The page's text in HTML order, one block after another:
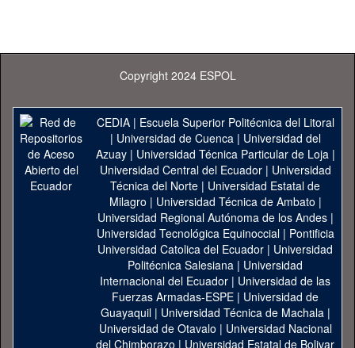
Copyright 2024 ESPOL
CEDIA| Escuela Superior Politécnica del Litoral
| Universidad de Cuenca| Universidad del
Azuay| Universidad Técnica Particular de Loja|
Universidad Central del Ecuador| Universidad
Técnica del Norte | Universidad Estatal de
Milagro | Universidad Técnica de Ambato |
Universidad Regional Autónoma de los Andes|
Universidad Tecnológica Equinoccial| Pontificia
Universidad Catolica del Ecuador | Universidad
Politécnica Salesiana | Universidad
Internacional del Ecuador | Universidad de las
Fuerzas Armadas-ESPE | Universidad de
Guayaquil| Universidad Técnica de Machala|
Universidad de Otavalo | Universidad Nacional
del Chimborazo | Universidad Estatal de Bolivar